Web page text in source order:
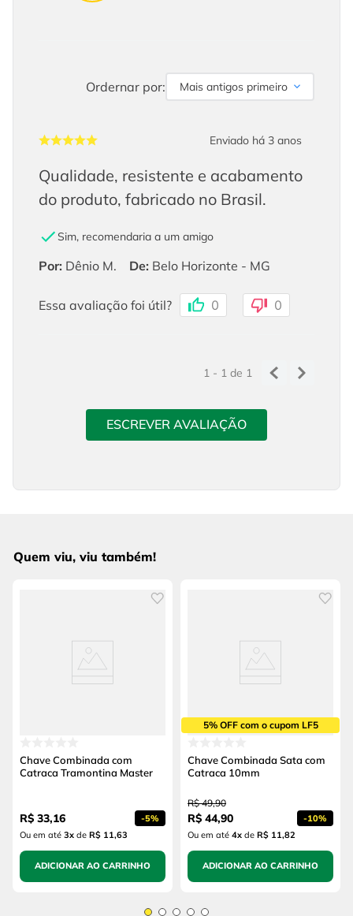
Ordernar por: Mais antigos primeiro
Enviado há 3 anos
Qualidade, resistente e acabamento
do produto, fabricado no Brasil.
Sim, recomendaria a um amigo
Por: Dênio M. De: Belo Horizonte - MG
Essa avaliação foi útil? 0 0
1 - 1de 1
ESCREVER AVALIAÇÃO
Quem viu, viu também!
Chave Combinada com
Catraca Tramontina Master
R$ 33,16 -5%
Ou em até 3x de R$ 11,63
ADICIONAR AO CARRINHO
5% OFF com o cupom LF5
Chave Combinada Sata com
Catraca 10mm
R$ 49,90
R$ 44,90 -10%
Ou em até 4x de R$ 11,82
ADICIONAR AO CARRINHO